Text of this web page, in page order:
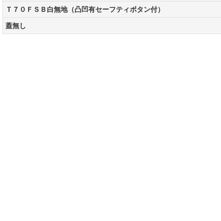
Ｔ７０ＦＳＢ白無地（凸凹有セーフティボタン付）
蓋無し